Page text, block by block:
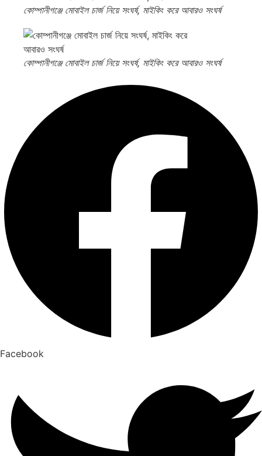
কোম্পানীগঞ্জে মোবাইল চার্জ নিয়ে সংঘর্ষ, মাইকিং করে আবারও সংঘর্ষ
কোম্পানীগঞ্জে মোবাইল চার্জ নিয়ে সংঘর্ষ, মাইকিং করে আবারও সংঘর্ষ
Facebook